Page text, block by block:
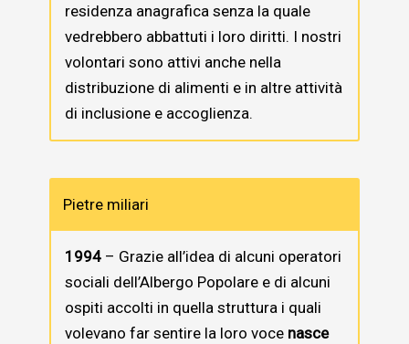
residenza anagrafica senza la quale
vedrebbero abbattuti i loro diritti. I nostri
volontari sono attivi anche nella
distribuzione di alimenti e in altre attività
di inclusione e accoglienza.
Pietre miliari
1994 – Grazie all’idea di alcuni operatori
sociali dell’Albergo Popolare e di alcuni
ospiti accolti in quella struttura i quali
volevano far sentire la loro voce nasce